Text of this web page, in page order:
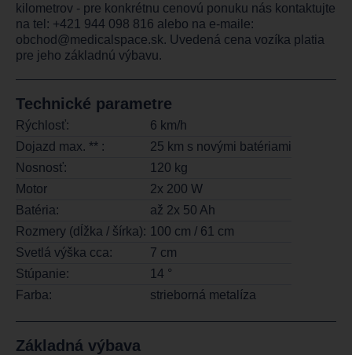
kilometrov - pre konkrétnu cenovú ponuku nás kontaktujte
na tel: +421 944 098 816 alebo na e-maile:
obchod@medicalspace.sk. Uvedená cena vozíka platia
pre jeho základnú výbavu.
Technické parametre
Rýchlosť:
6 km/h
Dojazd max. ** :
25 km s novými batériami
Nosnosť:
120 kg
Motor
2x 200 W
Batéria:
až 2x 50 Ah
Rozmery (dĺžka / šírka): 100 cm / 61 cm
Svetlá výška cca:
7 cm
Stúpanie:
14 °
Farba:
strieborná metalíza
Základná výbava